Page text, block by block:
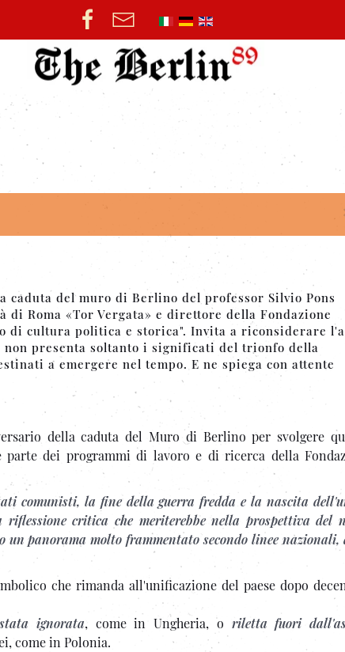
del muro di Berlino del professor Silvio Pons
Roma «Tor Vergata» e direttore della Fondazione
di cultura politica e storica". Invita a riconsiderare
non presenta soltanto i significati del trionfo della
a emergere nel tempo. E ne spiega con attente
della caduta del Muro di Berlino per svolgere
dei programmi di lavoro e di ricerca della
comunisti, la fine della guerra fredda e la nascita
critica che meriterebbe nella prospettiva del
panorama molto frammentato secondo linee nazionali,
che rimanda all'unificazione del paese dopo
stata ignorata, come in Ungheria, o riletta fuori
come in Polonia.